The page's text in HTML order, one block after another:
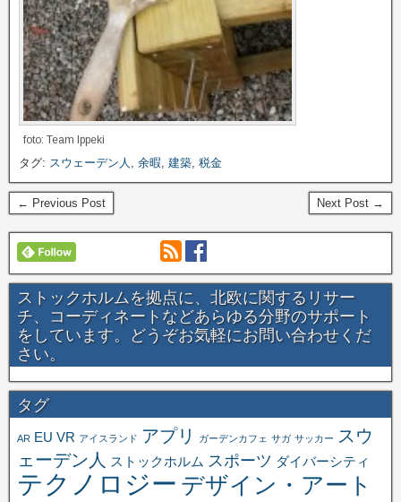
foto: Team Ippeki
タグ: スウェーデン人 余暇 建築 税金
← Previous Post Next Post →
ストックホルムを拠点に、北欧に関するリサー
チ、コーディネートなどあらゆる分野のサポート
をしています。どうぞお気軽にお問い合わせくだ
さい。
タグ
AR EU VR アイスランド アプリ ガーデンカフェ サガ サッカー
スウ
ェーデン人
ストックホルム スポーツ ダイバーシティ
テクノロジー デザイン・アート